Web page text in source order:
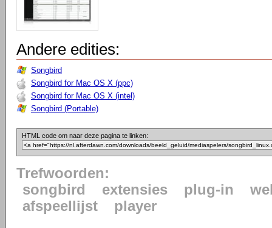
Andere edities:
Songbird
Songbird for Mac OS X (ppc)
Songbird for Mac OS X (intel)
Songbird (Portable)
HTML code om naar deze pagina te linken:
Trefwoorden:
songbird
extensies plug-in
afspeellijst
player